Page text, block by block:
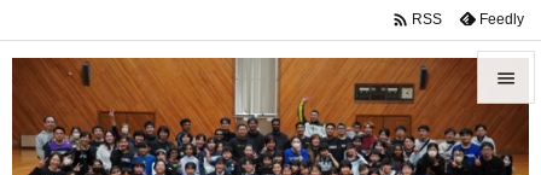


メニュ
 RSS Feedly